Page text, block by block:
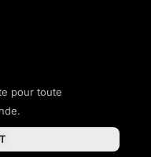
pour toute